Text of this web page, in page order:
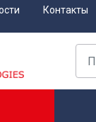
Контакты